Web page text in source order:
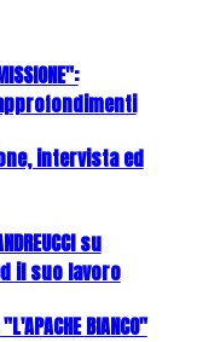
intervista ed
su
il suo lavoro
BIANCO"